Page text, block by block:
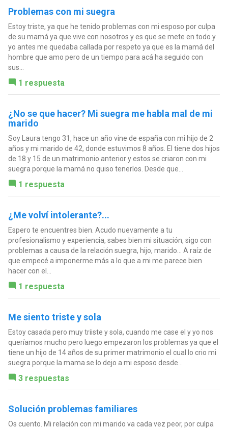
Problemas con mi suegra
Estoy triste, ya que he tenido problemas con mi esposo por culpa
de su mamá ya que vive con nosotros y es que se mete en todo y
yo antes me quedaba callada por respeto ya que es la mamá del
hombre que amo pero de un tiempo para acá ha seguido con
sus...
1 respuesta
¿No se que hacer? Mi suegra me habla mal de mi
marido
Soy Laura tengo 31, hace un año vine de españa con mi hijo de 2
años y mi marido de 42, donde estuvimos 8 años. El tiene dos hijos
de 18 y 15 de un matrimonio anterior y estos se criaron con mi
suegra porque la mamá no quiso tenerlos. Desde que...
1 respuesta
¿Me volví intolerante?...
Espero te encuentres bien. Acudo nuevamente a tu
profesionalismo y experiencia, sabes bien mi situación, sigo con
problemas a causa de la relación suegra, hijo, marido... A raíz de
que empecé a imponerme más a lo que a mi me parece bien
hacer con el...
1 respuesta
Me siento triste y sola
Estoy casada pero muy triiste y sola, cuando me case el y yo nos
queríamos mucho pero luego empezaron los problemas ya que el
tiene un hijo de 14 años de su primer matrimonio el cual lo crio mi
suegra porque la mama se lo dejo a mi esposo desde...
3 respuestas
Solución problemas familiares
Os cuento. Mi relación con mi marido va cada vez peor, por culpa